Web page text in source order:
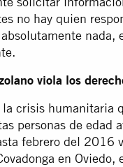
no hay quien
absolutamente
viola los
crisis humanitaria
personas de edad
febrero del 2016
en